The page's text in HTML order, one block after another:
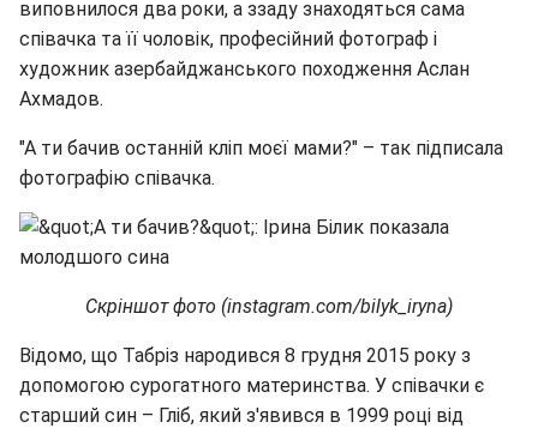
виповнилося два роки, а ззаду знаходяться сама
співачка та її чоловік, професійний фотограф і
художник азербайджанського походження Аслан
Ахмадов.
"А ти бачив останній кліп моєї мами?" – так підписала
фотографію співачка.
Скріншот фото (instagram.com/bilyk_iryna)
Відомо, що Табріз народився 8 грудня 2015 року з
допомогою сурогатного материнства. У співачки є
старший син – Гліб, який з'явився в 1999 році від